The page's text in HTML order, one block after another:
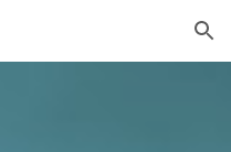
Skip to navigation